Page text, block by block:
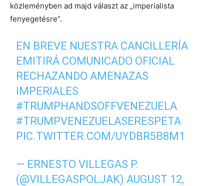
közleményben ad majd választ az „imperialista
fenyegetésre”.
EN BREVE NUESTRA CANCILLERÍA
EMITIRÁ COMUNICADO OFICIAL
RECHAZANDO AMENAZAS
IMPERIALES
#TRUMPHANDSOFFVENEZUELA
#TRUMPVENEZUELASERESPETA
PIC.TWITTER.COM/UYDBR5B8M1
— ERNESTO VILLEGAS P.
(@VILLEGASPOLJAK)AUGUST 12,